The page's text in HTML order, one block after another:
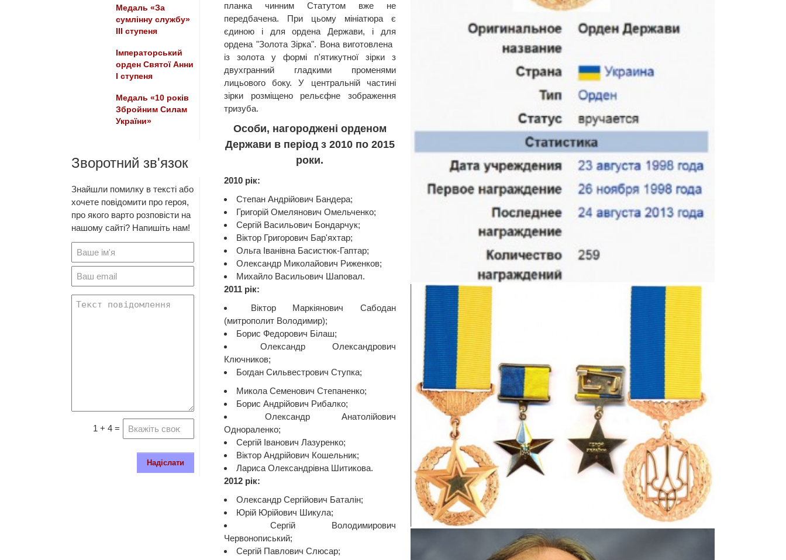
планка чинним Статутом вже не
передбачена. При цьому мініатюра є
єдиною і для ордена Держави, і для
ордена "Золота Зірка". Вона виготовлена ​​
із золота у формі п'ятикутної зірки з
двухгранний гладкими променями
лицьового боку. У центральній частині
зірки розміщено рельєфне зображення
тризуба.
Особи, нагороджені орденом
Держави в період з 2010 по 2015
роки.
2010 рік:
Степан Андрійович Бандера;
Григорій Омелянович Омельченко;
Сергій Васильович Бондарчук;
Віктор Григорович Бар'яхтар;
Ольга Іванівна Басистюк-Гаптар;
Олександр Миколайович Риженков;
Михайло Васильович Шаповал.
2011 рік:
Віктор Маркіянович Сабодан
(митрополит Володимир);
Борис Федорович Білаш;
Олександр Олександрович
Ключников;
Богдан Сильвестрович Ступка;
Микола Семенович Степаненко;
Борис Андрійович Рибалко;
Олександр Анатолійович
Однораленко;
Сергій Іванович Лазуренко;
Віктор Андрійович Кошельник;
Лариса Олександрівна Шитикова.
2012 рік:
Олександр Сергійович Баталін;
Юрій Юрійович Шикула;
Сергій Володимирович
Червонописький;
Сергій Павлович Слюсар;
Медаль «За
сумлінну службу»
III ступеня
Імператорський
орден Святої Анни
І ступеня
Медаль «10 років
Збройним Силам
України»
Зворотний зв'язок
Знайшли помилку в тексті або
хочете повідомити про героя,
про якого варто розповісти на
нашому сайті? Напишіть нам!
1 + 4 =
Надіслати